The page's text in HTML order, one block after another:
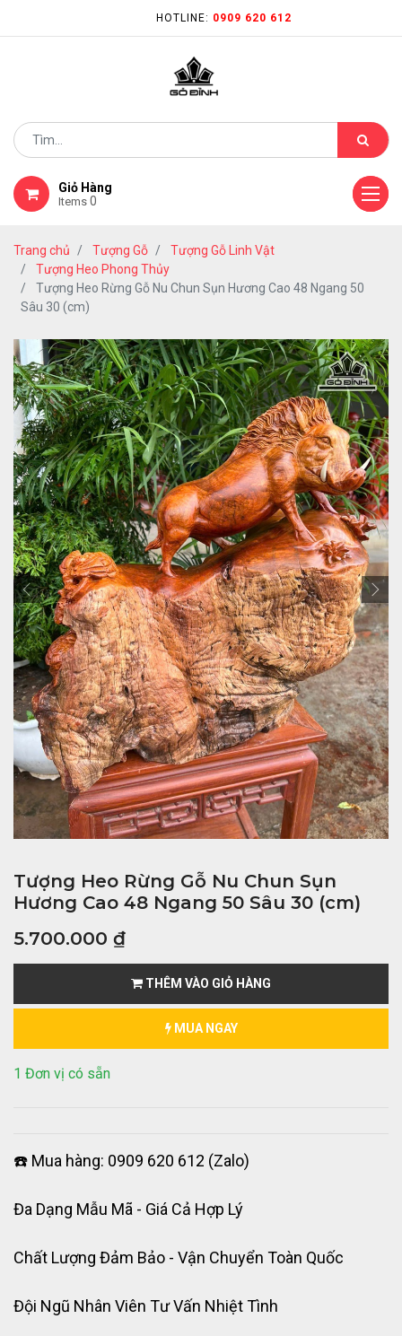
HOTLINE: 0909 620 612
Giỏ Hàng
Items 0
Trang chủ Tượng Gỗ
Tượng Gỗ Linh Vật
Tượng Heo Phong Thủy
Tượng Heo Rừng Gỗ Nu Chun Sụn Hương Cao 48 Ngang 50
Sâu 30 (cm)
Tượng Heo Rừng Gỗ Nu Chun Sụn
Hương Cao 48 Ngang 50 Sâu 30 (cm)
5.700.000 ₫
THÊM VÀO GIỎ HÀNG
MUA NGAY
1 Đơn vị có sẵn
☎️ Mua hàng: 0909 620 612 (Zalo)
Đa Dạng Mẫu Mã - Giá Cả Hợp Lý
Chất Lượng Đảm Bảo - Vận Chuyển Toàn Quốc
Đội Ngũ Nhân Viên Tư Vấn Nhiệt Tình